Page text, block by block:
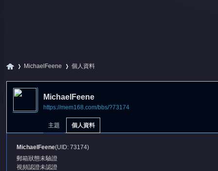
MichaelFeene
›
個人資料
MichaelFeene
https://mem168.com/bbs/?73174
主題 個人資料
MichaelFeene(UID: 73174)
郵箱狀態未驗證
視頻認證未認證